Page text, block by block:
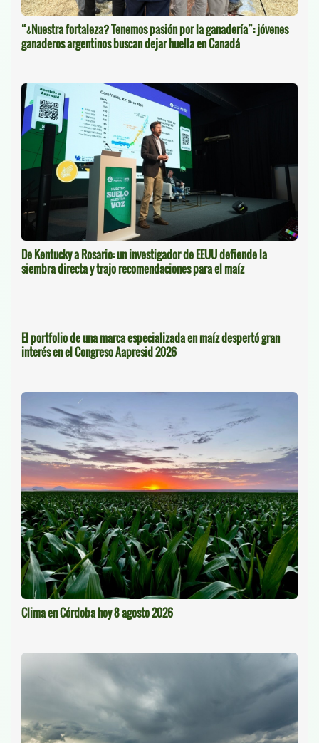
“¿Nuestra fortaleza? Tenemos pasión por la ganadería”: jóvenes
ganaderos argentinos buscan dejar huella en Canadá
De Kentucky a Rosario: un investigador de EEUU defiende la
siembra directa y trajo recomendaciones para el maíz
El portfolio de una marca especializada en maíz despertó gran
interés en el Congreso Aapresid 2026
Clima en Córdoba hoy 8 agosto 2026